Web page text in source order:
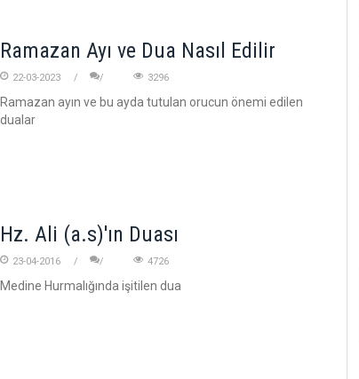
Ramazan Ayı ve Dua Nasıl Edilir
22-03-2023 3296
Ramazan ayın ve bu ayda tutulan orucun önemi edilen
dualar
Hz. Ali (a.s)'ın Duası
23-04-2016 4726
Medine Hurmalığında işitilen dua